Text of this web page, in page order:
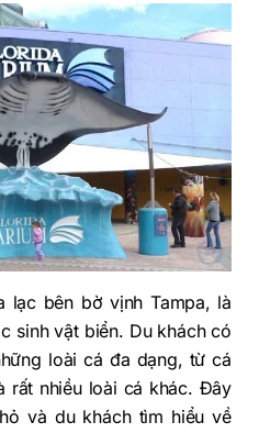
lạc bên bờ vịnh Tampa, là
sinh vật biển. Du khách có
loài cá đa dạng, từ cá
rất nhiều loài cá khác. Đây
và du khách tìm hiểu về